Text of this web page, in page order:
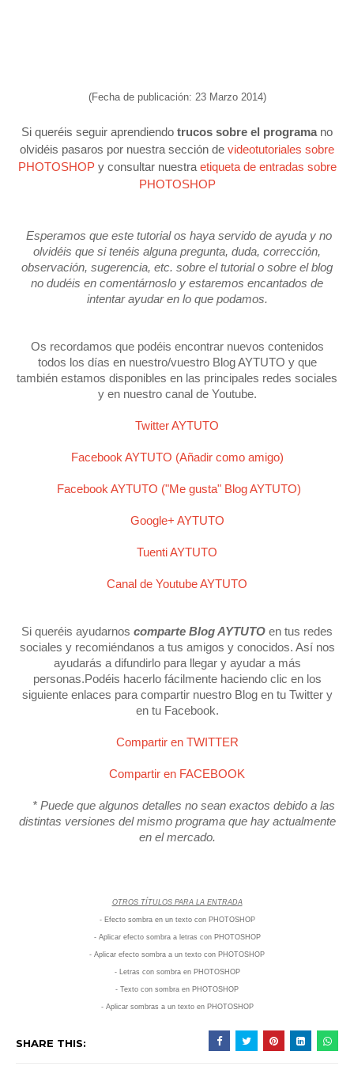
(Fecha de publicación: 23 Marzo 2014)
Si queréis seguir aprendiendo trucos sobre el programano
olvidéis pasaros por nuestra sección de videotutoriales sobre
PHOTOSHOPy consultar nuestra etiqueta de entradas sobre
PHOTOSHOP
Esperamos que este tutorial os haya servido de ayuda y no
olvidéis que si tenéis alguna pregunta, duda, corrección,
observación, sugerencia, etc. sobre el tutorial o sobre el blog
no dudéis en comentárnoslo y estaremos encantados de
intentar ayudar en lo que podamos.
Os recordamos que podéis encontrar nuevos contenidos
todos los días en nuestro/vuestro Blog AYTUTO y que
también estamos disponibles en las principales redes sociales
y en nuestro canal de Youtube.
Twitter AYTUTO
Facebook AYTUTO (Añadir como amigo)
Facebook AYTUTO ("Me gusta" Blog AYTUTO)
Google+ AYTUTO
Tuenti AYTUTO
Canal de Youtube AYTUTO
Si queréis ayudarnos comparte Blog AYTUTO en tus redes
sociales y recomiéndanos a tus amigos y conocidos. Así nos
ayudarás a difundirlo para llegar y ayudar a más
personas.Podéis hacerlo fácilmente haciendo clic en los
siguiente enlaces para compartir nuestro Blog en tu Twitter y
en tu Facebook.
Compartir en TWITTER
Compartir en FACEBOOK
* Puede que algunos detalles no sean exactos debido a las
distintas versiones del mismo programa que hay actualmente
en el mercado.
OTROS TÍTULOS PARA LA ENTRADA
- Efecto sombra en un texto con PHOTOSHOP
- Aplicar efecto sombra a letras con PHOTOSHOP
- Aplicar efecto sombra a un texto con PHOTOSHOP
- Letras con sombra en PHOTOSHOP
- Texto con sombra en PHOTOSHOP
- Aplicar sombras a un texto en PHOTOSHOP
SHARE THIS: